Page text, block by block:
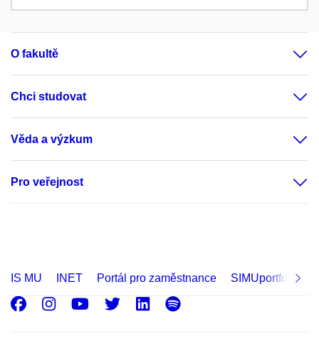
O fakultě
Chci studovat
Věda a výzkum
Pro veřejnost
IS MU INET Portál pro zaměstnance SIMUportfolio
Facebook
Instagram
Youtube
Twitter
LinkedIn
Spotify